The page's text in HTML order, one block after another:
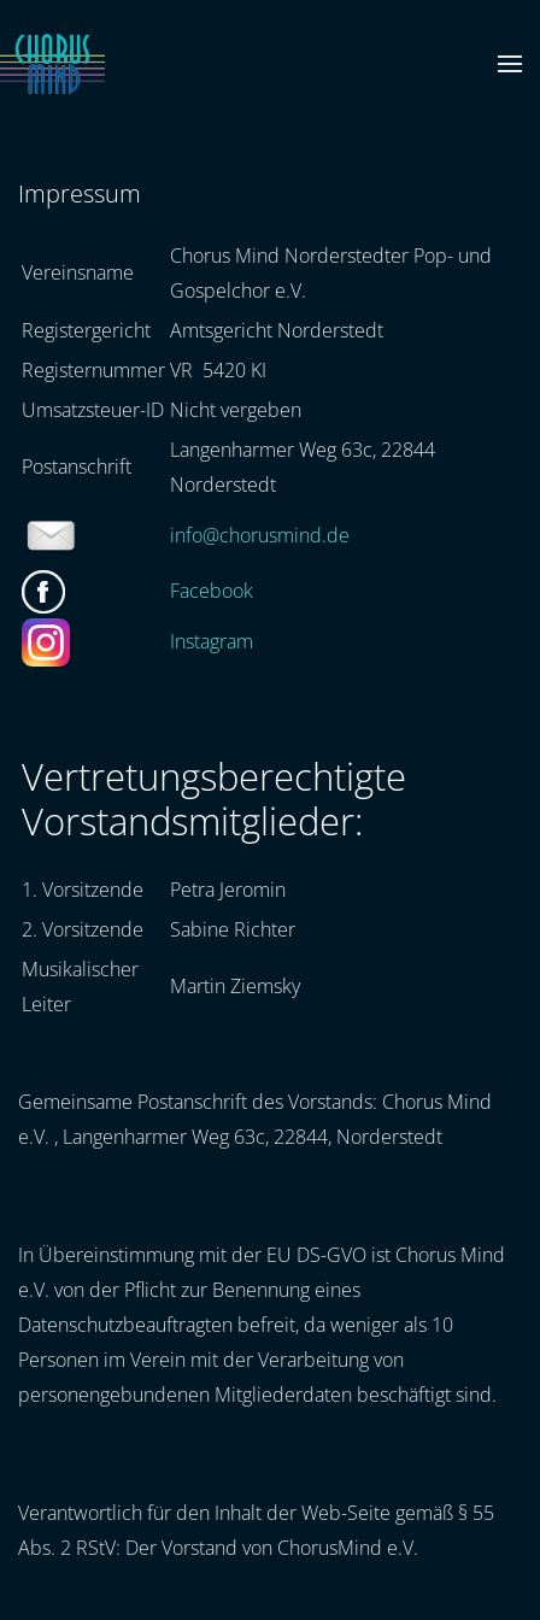
Zum Hauptinhalt springen
Impressum
Vereinsname
Chorus Mind Norderstedter Pop- und
Gospelchor e.V.
Registergericht
Amtsgericht Norderstedt
RegisternummerVR 5420 KI
Umsatzsteuer-ID Nicht vergeben
Postanschrift
Langenharmer Weg 63c, 22844
Norderstedt
info@chorusmind.de
Facebook
Instagram
Vertretungsberechtigte
Vorstandsmitglieder:
1. Vorsitzende
Petra Jeromin
2. Vorsitzende
Sabine Richter
Musikalischer
Leiter
Martin Ziemsky
Gemeinsame Postanschrift des Vorstands: Chorus Mind
e.V. , Langenharmer Weg 63c, 22844, Norderstedt
In Übereinstimmung mit der EU DS-GVO ist Chorus Mind
e.V. von der Pflicht zur Benennung eines
Datenschutzbeauftragten befreit, da weniger als 10
Personen im Verein mit der Verarbeitung von
personengebundenen Mitgliederdaten beschäftigt sind.
Verantwortlich für den Inhalt der Web-Seite gemäß § 55
Abs. 2 RStV: Der Vorstand von ChorusMind e.V.